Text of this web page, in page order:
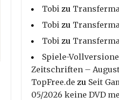
Tobi zu
Tobi zu
Tobi zu
Spiele-
Zeitschriften – August
TopFree.de zu Seit
05/2026 keine DVD